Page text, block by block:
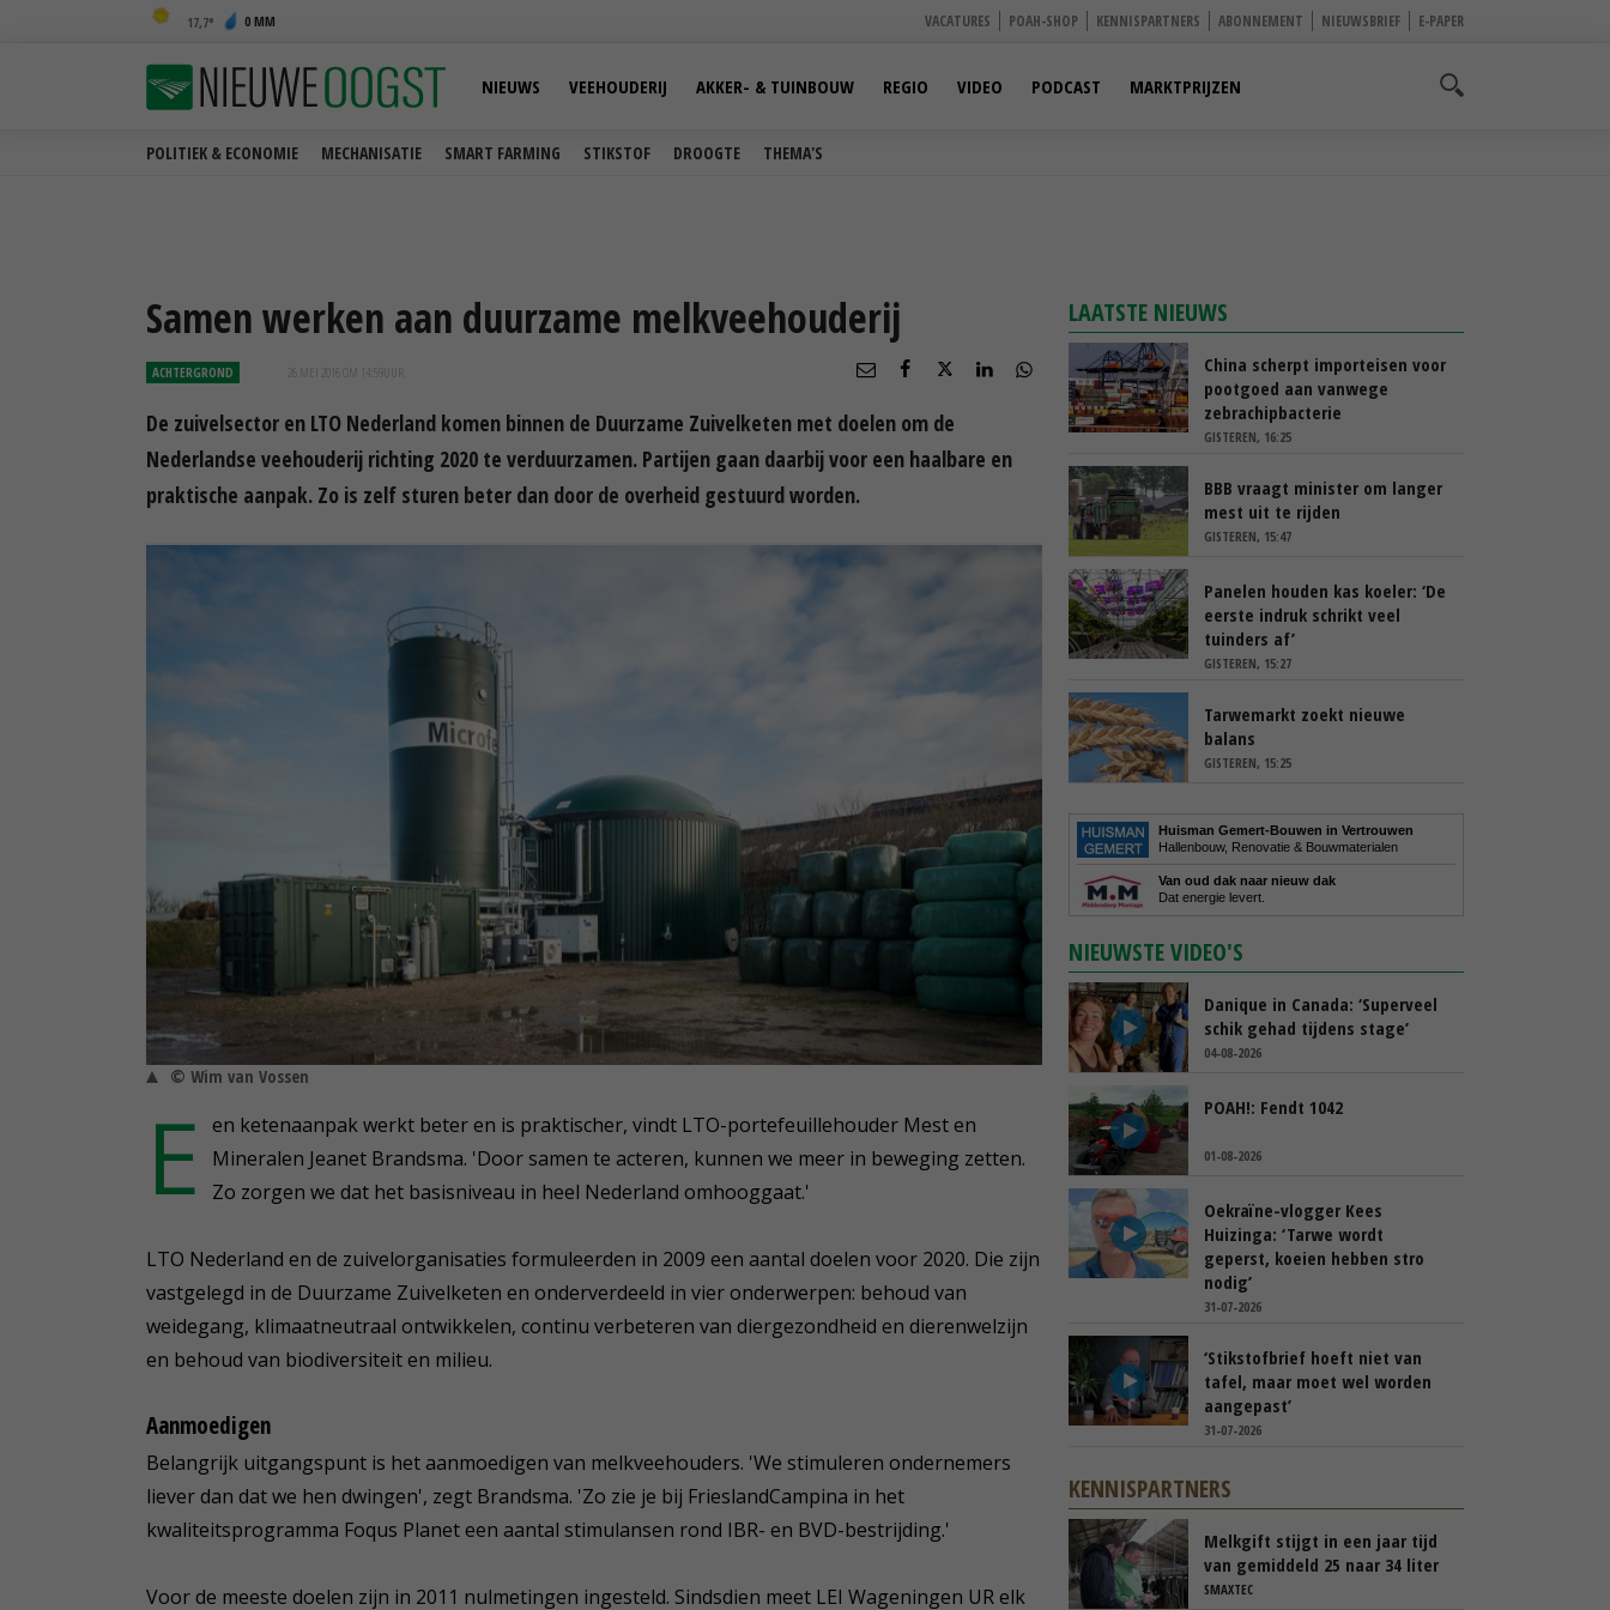
17,7 0 MM VACATURES POAH-SHOP KENNISPARTNERS ABONNEMENT NIEUWSBRIEF E-PAPER
POLITIEK & ECONOMIE MECHANISATIE SMART FARMING STIKSTOF DROOGTE THEMA'S
NIEUWS VEEHOUDERIJ AKKER- & TUINBOUW REGIO VIDEO PODCAST MARKTPRIJZEN
Samen werken aan duurzame melkveehouderij
ACHTERGROND 26 MEI 2016 OM 14:59
De zuivelsector en LTO Nederland komen binnen de Duurzame Zuivelketen met doelen om de
Nederlandse veehouderij richting 2020 te verduurzamen. Partijen gaan daarbij voor een haalbare en
praktische aanpak. Zo is zelf sturen beter dan door de overheid gestuurd worden.
© Wim van Vossen
E
en ketenaanpak werkt beter en is praktischer, vindt LTO-portefeuillehouder Mest en
Mineralen Jeanet Brandsma. 'Door samen te acteren, kunnen we meer in beweging zetten.
Zo zorgen we dat het basisniveau in heel Nederland omhooggaat.'
LTO Nederland en de zuivelorganisaties formuleerden in 2009 een aantal doelen voor 2020. Die zijn
vastgelegd in de Duurzame Zuivelketen en onderverdeeld in vier onderwerpen: behoud van
weidegang, klimaatneutraal ontwikkelen, continu verbeteren van diergezondheid en dierenwelzijn
en behoud van biodiversiteit en milieu.
Aanmoedigen
Belangrijk uitgangspunt is het aanmoedigen van melkveehouders. 'We stimuleren ondernemers
liever dan dat we hen dwingen', zegt Brandsma. 'Zo zie je bij FrieslandCampina in het
kwaliteitsprogramma Foqus Planet een aantal stimulansen rond IBR- en BVD-bestrijding.'
Voor de meeste doelen zijn in 2011 nulmetingen ingesteld. Sindsdien meet LEI Wageningen UR elk
LAATSTE NIEUWS
China scherpt importeisen voor
pootgoed aan vanwege
zebrachipbacterie
GISTEREN, 16:25
BBB vraagt minister om langer
mest uit te rijden
GISTEREN, 15:47
Panelen houden kas koeler: ‘De
eerste indruk schrikt veel
tuinders af’
GISTEREN, 15:27
Tarwemarkt zoekt nieuwe
balans
GISTEREN, 15:25
Huisman Gemert-Bouwen in Vertrouwen
Hallenbouw, Renovatie & Bouwmaterialen
Van oud dak naar nieuw dak
Dat energie levert.
NIEUWSTE VIDEO'S
Danique in Canada: ‘Superveel
schik gehad tijdens stage’
04-08-2026
POAH!: Fendt 1042
01-08-2026
Oekraïne-vlogger Kees
Huizinga: ‘Tarwe wordt
geperst, koeien hebben stro
nodig’
31-07-2026
‘Stikstofbrief hoeft niet van
tafel, maar moet wel worden
aangepast’
31-07-2026
KENNISPARTNERS
Melkgift stijgt in een jaar tijd
van gemiddeld 25 naar 34 liter
per dag
SMAXTEC